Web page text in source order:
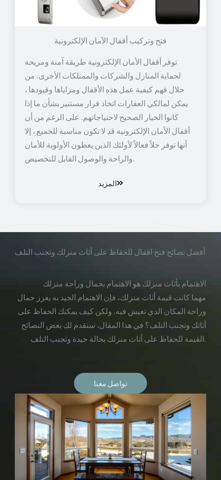
توفر أقفال الأمان الإلكترونية طريقة آمنة ومريحة
لحماية المنازل والشركات والممتلكات الأخرى. من
خلال فهم كيفية عمل هذه الأقفال ومزاياها وقيودها ،
يمكن لمالكي العقارات اتخاذ قرار مستنير بشأن ما إذا
كانوا الخيار الصحيح لاحتياجاتهم. على الرغم من أن
أقفال الأمان الإلكترونية قد لا تكون مناسبة للجميع ، إلا
أنها توفر حلاً فعالاً لأولئك الذين يعطون الأولوية للأمان
والراحة والوصول القابل للتخصيص.
المزيد
أفضل نصائح فتح اقفال للحفاظ على أثاث منزلك وتجنب التلف
الاهتمام بأثاث منزلك هو الاهتمام بجمال وراحة منزلك
مهما كانت قيمة أثاث منزلك، فإن الاهتمام الجيد به يعزز جمال
وراحة المكان الذي تعيش فيه. ولكن كيف يمكنك الحفاظ على
أثاثك وتجنب التلف؟ في هذا المقال، سنقدم لك بعض النصائح
القيمة للحفاظ على أثاث منزلك بحالة جيدة وتجنب التلف.
تواصل معنا